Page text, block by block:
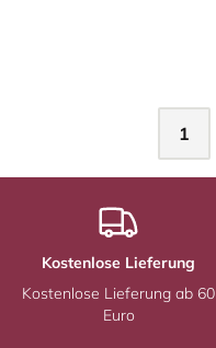
1
Kostenlose Lieferung
Kostenlose Lieferung ab 60
Euro